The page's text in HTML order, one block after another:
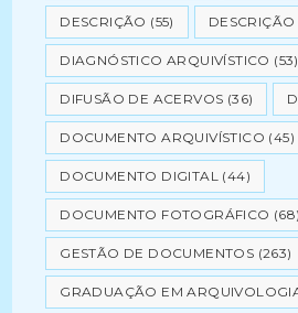
DESCRIÇÃO (55)
DIAGNÓSTICO ARQUIVÍSTICO (53)
DIFUSÃO DE ACERVOS (36)
DOCUMENTO ARQUIVÍSTICO (45)
DOCUMENTO DIGITAL (44)
DOCUMENTO FOTOGRÁFICO (68)
GESTÃO DE DOCUMENTOS (263)
GRADUAÇÃO EM